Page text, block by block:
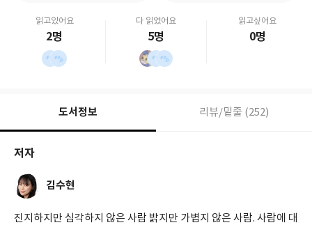
읽고있어요
2명
다 읽었어요
5명
읽고싶어요
0명
도서정보 리뷰/밑줄 (252)
저자
김수현
진지하지만 심각하지 않은 사람 밝지만 가볍지 않은 사람. 사람에 대